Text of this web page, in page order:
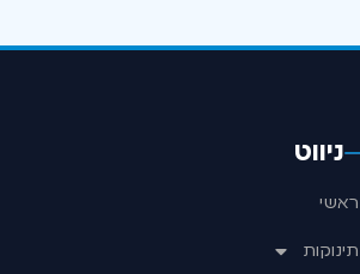
ניווט
ראשי
תינוקות